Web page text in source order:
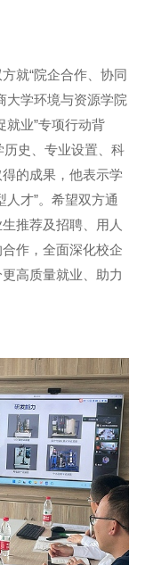
就“院企合作、协同
大学环境与资源学院
就业”专项行动背
史、专业设置、科
的成果，他表示学
人才”。希望双方通
推荐及招聘、用人
作，全面深化校企
高质量就业、助力